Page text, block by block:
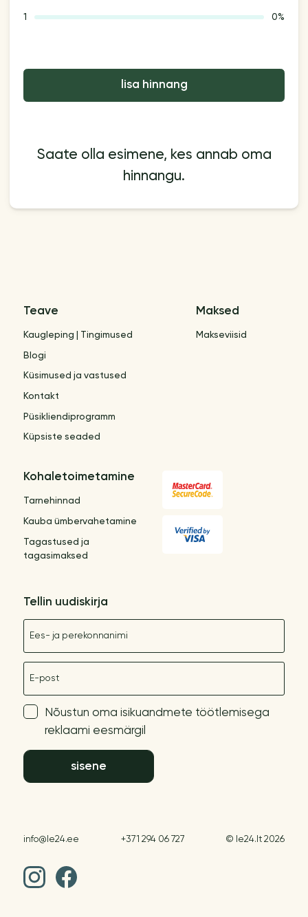
1 0%
lisa hinnang
Saate olla esimene, kes annab oma
hinnangu.
Teave
Kaugleping | Tingimused
Blogi
Küsimused ja vastused
Kontakt
Püsikliendiprogramm
Küpsiste seaded
Maksed
Makseviisid
Kohaletoimetamine
Tarnehinnad
Kauba ümbervahetamine
Tagastused ja
tagasimaksed
Tellin uudiskirja
Nõustun oma isikuandmete töötlemisega
reklaami eesmärgil
sisene
info@le24.ee +371 294 06 727 © le24.lt 2026